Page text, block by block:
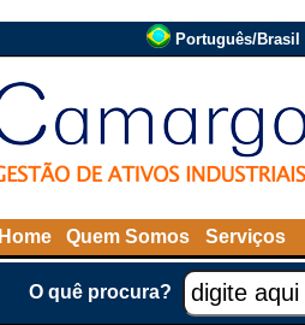
Português/Brasil
Home Quem Somos Serviços
O quê procura?